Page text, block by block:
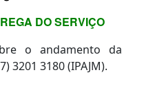
DO SERVIÇO
o andamento da
3201 3180 (IPAJM).